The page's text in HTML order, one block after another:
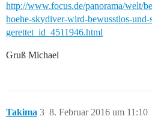
http://www.focus.de/panorama/welt/
hoehe-skydiver-wird-bewusstlos-und-
gerettet_id_4511946.html
Gruß Michael
Takima 8. Februar 2016 um 11:10
3